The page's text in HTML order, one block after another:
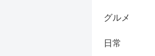
グルメ
日常